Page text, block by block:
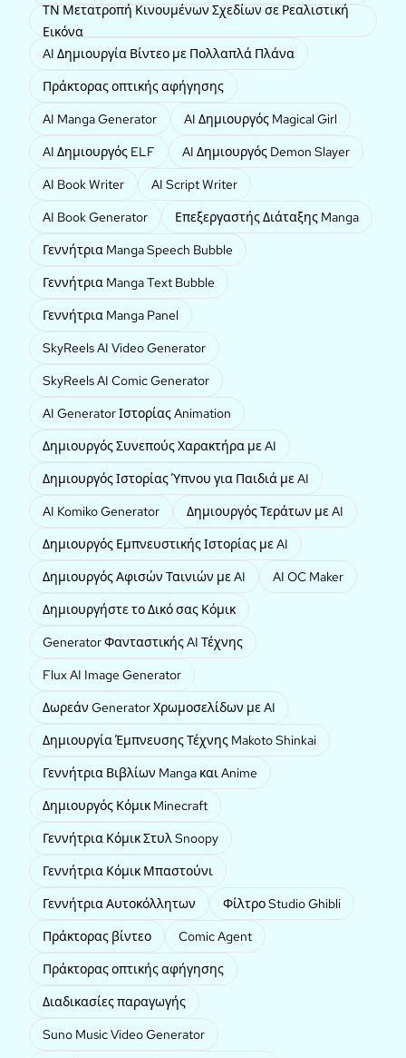
ΤΝ Μετατροπή Κινουμένων Σχεδίων σε Ρεαλιστική
Εικόνα
AI Δημιουργία Βίντεο με Πολλαπλά Πλάνα
Πράκτορας οπτικής αφήγησης
AI Manga Generator
AI Δημιουργός Magical Girl
AI Δημιουργός ELF
AI Δημιουργός Demon Slayer
AI Book Writer
AI Script Writer
AI Book Generator
Επεξεργαστής Διάταξης Manga
Γεννήτρια Manga Speech Bubble
Γεννήτρια Manga Text Bubble
Γεννήτρια Manga Panel
SkyReels AI Video Generator
SkyReels AI Comic Generator
AI Generator Ιστορίας Animation
Δημιουργός Συνεπούς Χαρακτήρα με AI
Δημιουργός Ιστορίας Ύπνου για Παιδιά με AI
AI Komiko Generator
Δημιουργός Τεράτων με AI
Δημιουργός Εμπνευστικής Ιστορίας με AI
Δημιουργός Αφισών Ταινιών με AI
AI OC Maker
Δημιουργήστε το Δικό σας Κόμικ
Generator Φανταστικής AI Τέχνης
Flux AI Image Generator
Δωρεάν Generator Χρωμοσελίδων με AI
Δημιουργία Έμπνευσης Τέχνης Makoto Shinkai
Γεννήτρια Βιβλίων Manga και Anime
Δημιουργός Κόμικ Minecraft
Γεννήτρια Κόμικ Στυλ Snoopy
Γεννήτρια Κόμικ Μπαστούνι
Γεννήτρια Αυτοκόλλητων
Φίλτρο Studio Ghibli
Πράκτορας βίντεο
Comic Agent
Πράκτορας οπτικής αφήγησης
Διαδικασίες παραγωγής
Suno Music Video Generator